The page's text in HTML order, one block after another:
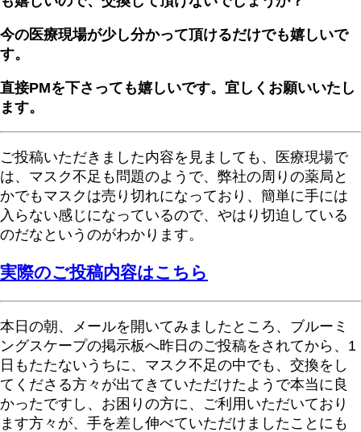
今の医療現場が少し分かって頂けるだけでも嬉しいで
す。
直接PMを下さっても嬉しいです。宜しくお願いいたし
ます。
ご投稿いただきました内容を見ましても、医療現場で
は、マスク不足も問題のようで、弊社の周りの薬局と
かでもマスクは売り切れになっており、簡単に手には
入らない感じになっているので、やはり切迫している
のだなというのがわかります。
実際のご投稿内容はこちら
本日の朝、メールを開いてみましたところ、ブルーミ
ングスケープの掲示板へ昨日のご投稿をされてから、1
日もたたないうちに、マスク不足の中でも、交換をし
てくださる方々が出てきていただけたようで本当に良
かったですし、お困りの方に、ご利用いただいており
ます方々が、手を差し伸べていただけましたことにも